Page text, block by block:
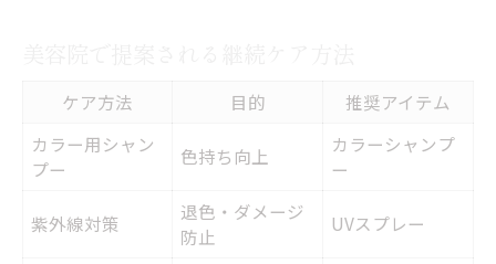
ケア方法 目的
推奨アイテム
カラー用シャン
プー
色持ち向上
カラーシャンプ
ー
紫外線対策
退色・ダメージ
防止
UVスプレー